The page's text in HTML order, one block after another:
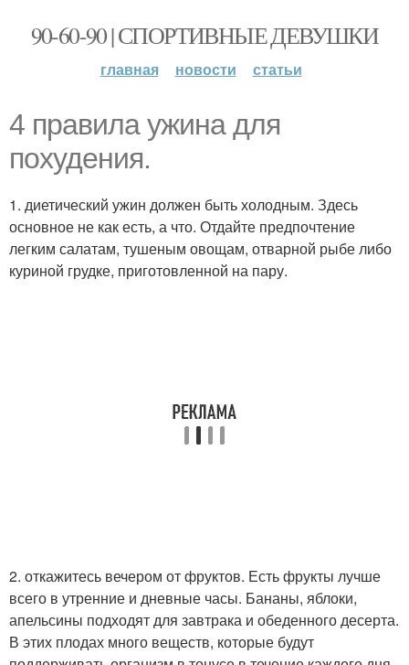
90-60-90 | СПОРТИВНЫЕ ДЕВУШКИ
главная новости статьи
4 правила ужина для
похудения.
1. диетический ужин должен быть холодным. Здесь
основное не как есть, а что. Отдайте предпочтение
легким салатам, тушеным овощам, отварной рыбе либо
куриной грудке, приготовленной на пару.
2. откажитесь вечером от фруктов. Есть фрукты лучше
всего в утренние и дневные часы. Бананы, яблоки,
апельсины подходят для завтрака и обеденного десерта.
В этих плодах много веществ, которые будут